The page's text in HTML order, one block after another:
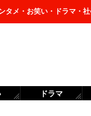
タメ・お笑い・ドラマ・
ドラマ